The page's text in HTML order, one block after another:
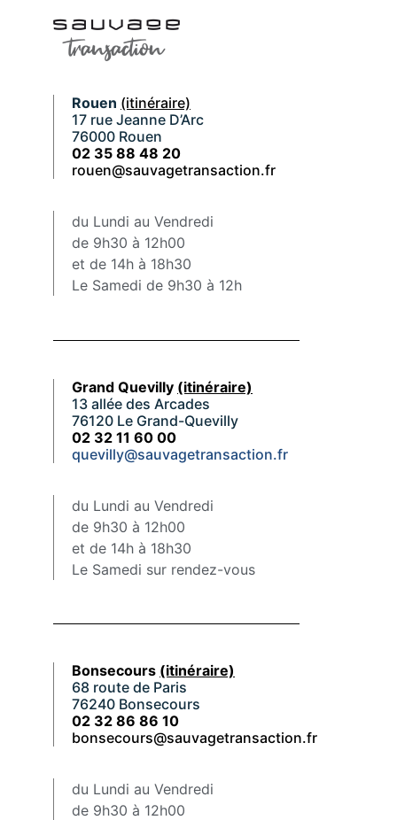
Rouen (itinéraire)
17 rue Jeanne D’Arc
76000 Rouen
02 35 88 48 20
rouen@sauvagetransaction.fr
du Lundi au Vendredi
de 9h30 à 12h00
et de 14h à 18h30
Le Samedi de 9h30 à 12h
Grand Quevilly (itinéraire)
13 allée des Arcades
76120 Le Grand-Quevilly
02 32 11 60 00
quevilly@sauvagetransaction.fr
du Lundi au Vendredi
de 9h30 à 12h00
et de 14h à 18h30
Le Samedi sur rendez-vous
Bonsecours (itinéraire)
68 route de Paris
76240 Bonsecours
02 32 86 86 10
bonsecours@sauvagetransaction.fr
du Lundi au Vendredi
de 9h30 à 12h00